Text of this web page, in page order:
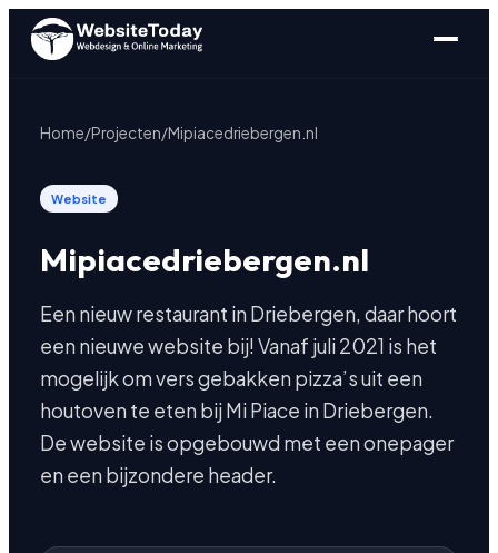
Home/Projecten/Mipiacedriebergen.nl
Website
Mipiacedriebergen.nl
Een nieuw restaurant in Driebergen, daar hoort
een nieuwe website bij! Vanaf juli 2021 is het
mogelijk om vers gebakken pizza’s uit een
houtoven te eten bij Mi Piace in Driebergen.
De website is opgebouwd met een onepager
en een bijzondere header.